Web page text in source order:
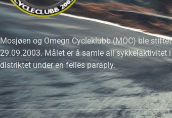
Mosjøen og Omegn Cycleklubb (MOC) ble stiftet
29.09.2003. Målet er å samle all sykkelaktivitet i
distriktet under en felles paraply.